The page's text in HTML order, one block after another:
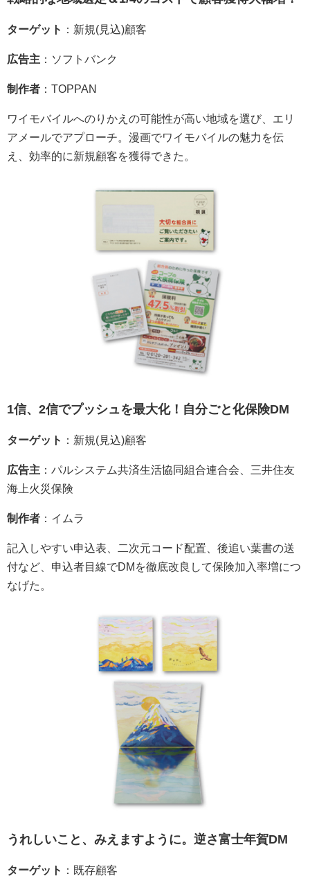
ターゲット ：新規(見込)顧客
広告主 ：ソフトバンク
制作者 ：TOPPAN
ワイモバイルへのりかえの可能性が高い地域を選び、エリ
アメールでアプローチ。漫画でワイモバイルの魅力を伝
え、効率的に新規顧客を獲得できた。
1信、2信でプッシュを最大化！自分ごと化保険DM
ターゲット ：新規(見込)顧客
広告主 ：パルシステム共済生活協同組合連合会、三井住友
海上火災保険
制作者 ：イムラ
記入しやすい申込表、二次元コード配置、後追い葉書の送
付など、申込者目線でDMを徹底改良して保険加入率増につ
なげた。
うれしいこと、みえますように。逆さ富士年賀DM
ターゲット ：既存顧客